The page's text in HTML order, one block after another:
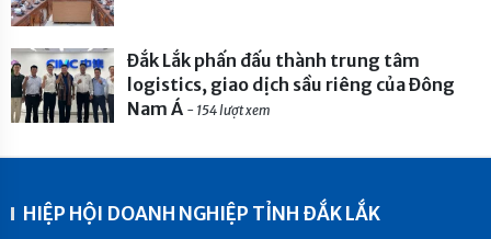
Đắk Lắk phấn đấu thành trung tâm
logistics, giao dịch sầu riêng của Đông
Nam Á - 154 lượt xem
HIỆP HỘI DOANH NGHIỆP TỈNH ĐẮK LẮK